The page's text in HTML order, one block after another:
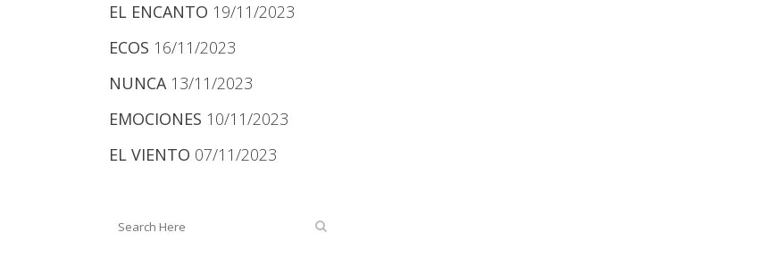
EL ENCANTO 19/11/2023
ECOS 16/11/2023
NUNCA 13/11/2023
EMOCIONES 10/11/2023
EL VIENTO 07/11/2023